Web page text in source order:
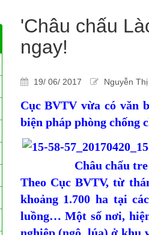
'Châu chấu
ngay!
19/ 06/ 2017 Nguyễn
Cục BVTV vừa có văn
biện pháp phòng chống
Châu chấu
Theo Cục BVTV, từ
khoảng 1.700 ha tại
luồng… Một số nơi,